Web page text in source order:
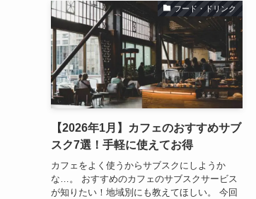
フード・ドリンク
【2026年1月】カフェのおすすめサブ
スク7選！手軽に使えてお得
カフェをよく使うからサブスクにしようか
な…。 おすすめのカフェのサブスクサービス
が知りたい！地域別にも教えてほしい。 今回